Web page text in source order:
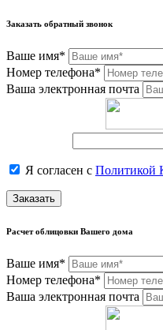
Заказать обратный звонок
Ваше имя*
Номер телефона*
Ваша электронная почта
Я согласен с Политикой
Заказать
Расчет облицовки Вашего дома
Ваше имя*
Номер телефона*
Ваша электронная почта